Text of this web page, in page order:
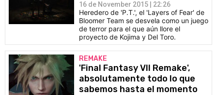
16 de November 2015 | 22:26
Heredero de 'P.T.', el 'Layers of Fear' de
Bloomer Team se desvela como un juego
de terror para el que aún llore el
proyecto de Kojima y Del Toro.
REMAKE
'Final Fantasy VII Remake',
absolutamente todo lo que
sabemos hasta el momento